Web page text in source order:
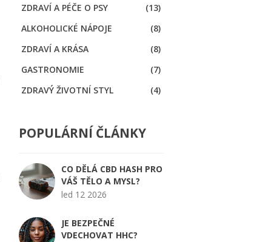
ZDRAVÍ A PÉČE O PSY
(13)
ALKOHOLICKÉ NÁPOJE
(8)
ZDRAVÍ A KRÁSA
(8)
GASTRONOMIE
(7)
ZDRAVÝ ŽIVOTNÍ STYL
(4)
POPULÁRNÍ ČLÁNKY
CO DĚLÁ CBD HASH PRO
VÁŠ TĚLO A MYSL?
led 12 2026
JE BEZPEČNÉ
VDECHOVAT HHC?